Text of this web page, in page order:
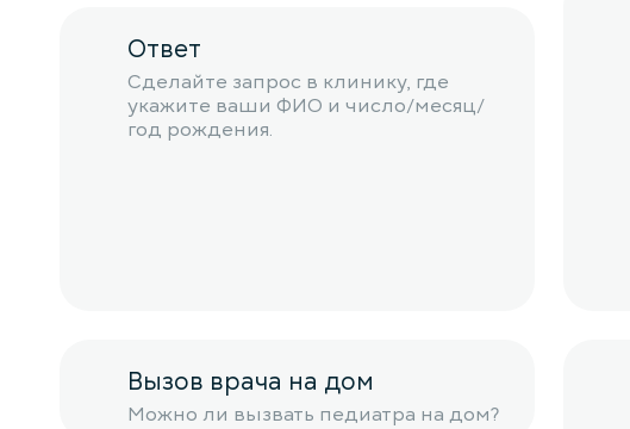
Ответ
Сделайте запрос в клинику, где
укажите ваши ФИО и число/месяц/
год рождения.
Вызов врача на дом
Можно ли вызвать педиатра на дом?